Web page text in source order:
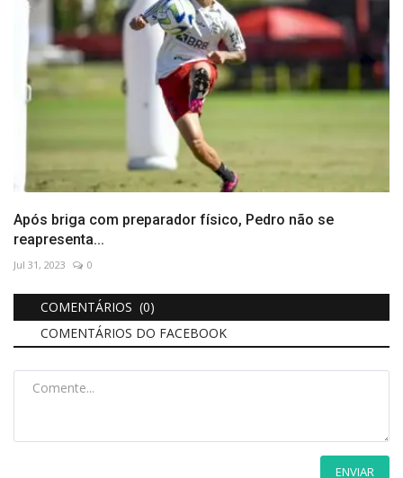
Após briga com preparador físico, Pedro não se
reapresenta...
Jul 31, 2023 0
COMENTÁRIOS (0)
COMENTÁRIOS DO FACEBOOK
ENVIAR